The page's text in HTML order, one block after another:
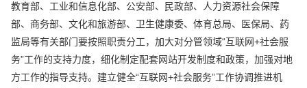
教育部、工业和信息化部、公安部、民政部、人力资源社会保障
部、商务部、文化和旅游部、卫生健康委、体育总局、医保局、药
监局等有关部门要按照职责分工，加大对分管领域“互联网+社会服
务”工作的支持力度，细化制定配套网站开发制度和政策，加强对地
方工作的指导支持。建立健全“互联网+社会服务”工作协调推进机